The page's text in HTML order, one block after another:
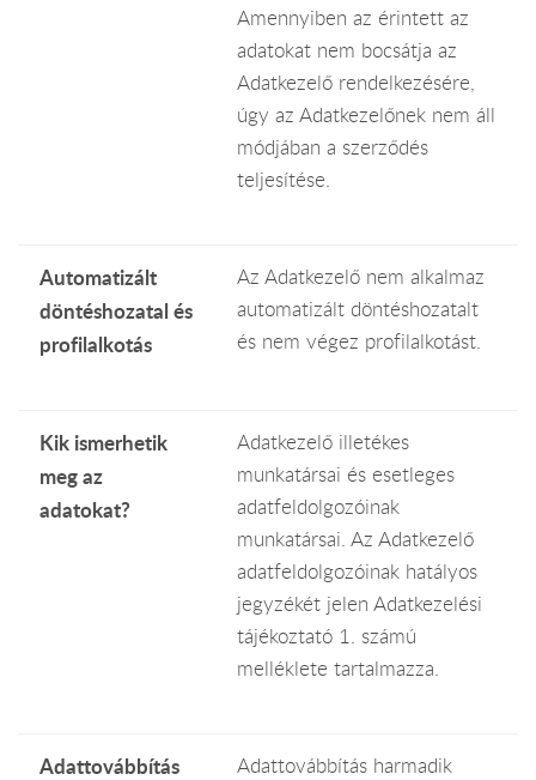
Amennyiben az érintett az
adatokat nem bocsátja az
Adatkezelő rendelkezésére,
úgy az Adatkezelőnek nem áll
módjában a szerződés
teljesítése.
Automatizált
döntéshozatal és
profilalkotás
Az Adatkezelő nem alkalmaz
automatizált döntéshozatalt
és nem végez profilalkotást.
Kik ismerhetik
meg az
adatokat?
Adatkezelő illetékes
munkatársai és esetleges
adatfeldolgozóinak
munkatársai. Az Adatkezelő
adatfeldolgozóinak hatályos
jegyzékét jelen Adatkezelési
tájékoztató 1. számú
melléklete tartalmazza.
Adattovábbítás
Adattovábbítás harmadik